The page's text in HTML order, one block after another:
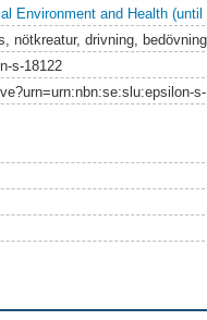
Environment and Health (until
nötkreatur, drivning,
s-18122